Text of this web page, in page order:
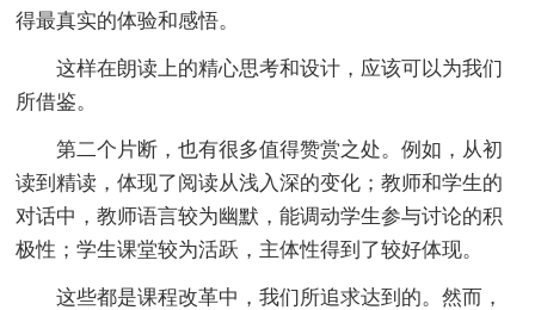
得最真实的体验和感悟。
这样在朗读上的精心思考和设计，应该可以为我们
所借鉴。
第二个片断，也有很多值得赞赏之处。例如，从初
读到精读，体现了阅读从浅入深的变化；教师和学生的
对话中，教师语言较为幽默，能调动学生参与讨论的积
极性；学生课堂较为活跃，主体性得到了较好体现。
这些都是课程改革中，我们所追求达到的。然而，